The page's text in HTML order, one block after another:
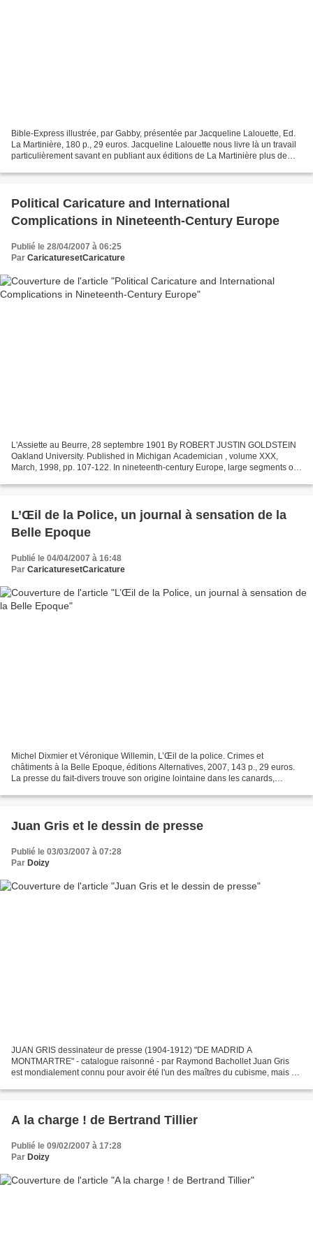
Bible-Express illustrée, par Gabby, présentée par Jacqueline Lalouette, Ed.
La Martinière, 180 p., 29 euros. Jacqueline Lalouette nous livre là un travail
particulièrement savant en publiant aux éditions de La Martinière plus de
Political Caricature and International
Complications in Nineteenth-Century Europe
Publié le 28/04/2007 à 06:25
Par CaricaturesetCaricature
L'Assiette au Beurre, 28 septembre 1901 By ROBERT JUSTIN GOLDSTEIN
Oakland University. Published in Michigan Academician , volume XXX,
March, 1998, pp. 107-122. In nineteenth-century Europe, large segments of
L’Œil de la Police, un journal à sensation de la
Belle Epoque
Publié le 04/04/2007 à 16:48
Par CaricaturesetCaricature
Michel Dixmier et Véronique Willemin, L’Œil de la police. Crimes et
châtiments à la Belle Epoque, éditions Alternatives, 2007, 143 p., 29 euros.
La presse du fait-divers trouve son origine lointaine dans les canards,
Juan Gris et le dessin de presse
Publié le 03/03/2007 à 07:28
Par Doizy
JUAN GRIS dessinateur de presse (1904-1912) "DE MADRID A
MONTMARTRE" - catalogue raisonné - par Raymond Bachollet Juan Gris
est mondialement connu pour avoir été l'un des maîtres du cubisme, mais on
A la charge ! de Bertrand Tillier
Publié le 09/02/2007 à 17:28
Par Doizy